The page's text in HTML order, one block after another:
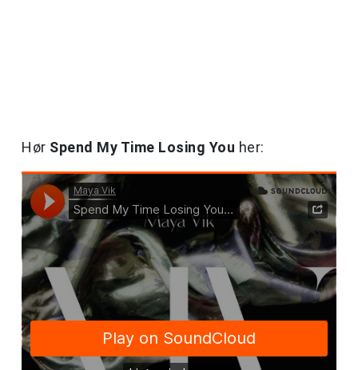
Hør Spend My Time Losing You her: